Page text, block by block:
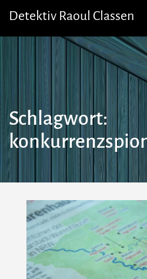
Detektiv Raoul Classen
Schlagwort: